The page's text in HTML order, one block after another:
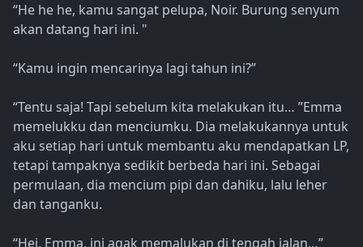
“He he he, kamu sangat pelupa, Noir. Burung senyum
akan datang hari ini. "
“Kamu ingin mencarinya lagi tahun ini?”
“Tentu saja! Tapi sebelum kita melakukan itu… ”Emma
memelukku dan menciumku. Dia melakukannya untuk
aku setiap hari untuk membantu aku mendapatkan LP,
tetapi tampaknya sedikit berbeda hari ini. Sebagai
permulaan, dia mencium pipi dan dahiku, lalu leher
dan tanganku.
“Hei, Emma, ini agak memalukan di tengah jalan…”